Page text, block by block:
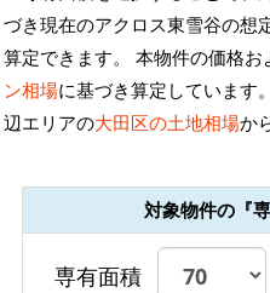
づき現在のアクロス東雪谷の想
算定できます。 本物件の価格お
ン相場に基づき算定しています
辺エリアの大田区の土地相場か
対象物件の『
専有面積